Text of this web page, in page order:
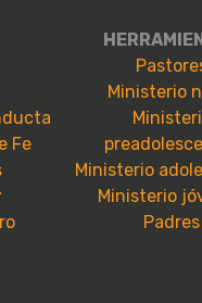
Fe
Ministerio
Ministerio
Ministerio
Padres